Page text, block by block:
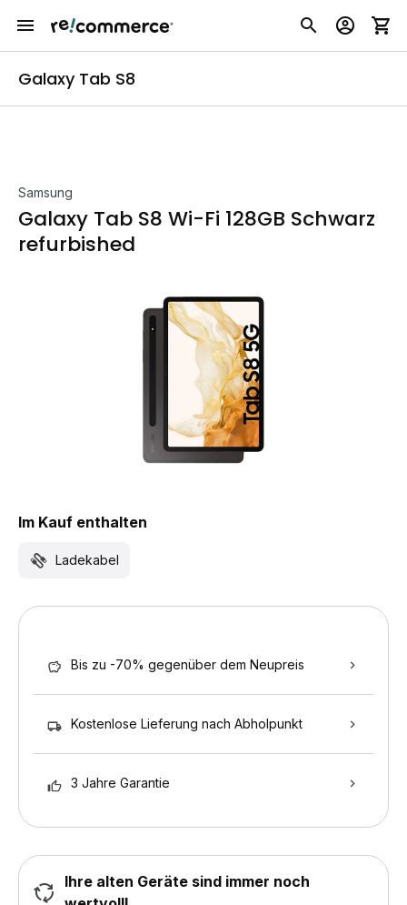
Galaxy Tab S8
Samsung
Galaxy Tab S8 Wi-Fi 128GB Schwarz
refurbished
Im Kauf enthalten
Ladekabel
Bis zu -70% gegenüber dem Neupreis
Kostenlose Lieferung nach Abholpunkt
3 Jahre Garantie
Ihre alten Geräte sind immer noch